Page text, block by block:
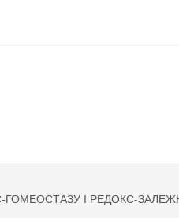
і редокс-залежного
ГОМЕОСТАЗУ І РЕДОКС-